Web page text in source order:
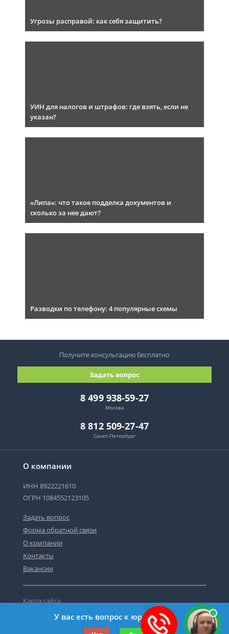
Угрозы расправой: как себя защитить?
УИН для налогов и штрафов: где взять, если не
указан?
«Липа»: что такое подделка документов и
сколько за нее дают?
Разводки по телефону: 4 популярные схемы
О компании
ИНН 8922221610
ОГРН 1084552123105
Задать вопрос
Форма обратной связи
О компании
Контакты
Вакансии
©2019-2026 Все права защищены.
Карта сайта
Политика персональных данных
8 499 938-59-27
Москва
8 812 509-27-47
Санкт-Петербург
Задать вопрос
Получите консультациюбесплатно
У вас есть вопрос к юристу?